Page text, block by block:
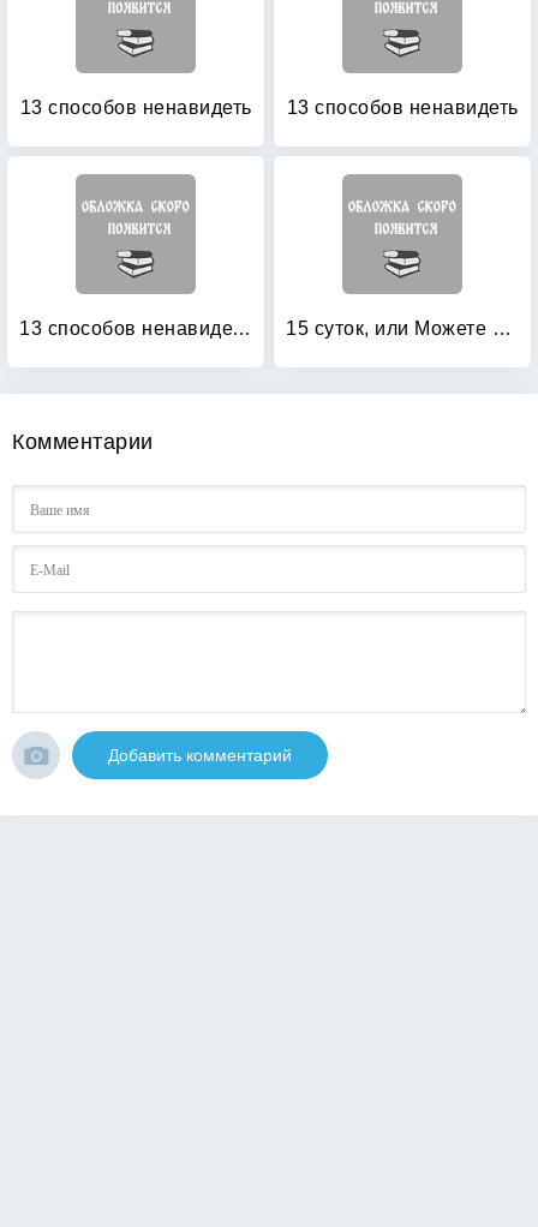
13 способов ненавидеть 13 способов ненавидеть
13 способов ненавидеть: Уйти нельзя остаться 15 суток, или Можете жаловаться
Комментарии